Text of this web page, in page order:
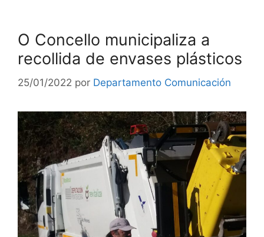
O Concello municipaliza a
recollida de envases plásticos
25/01/2022 por Departamento Comunicación